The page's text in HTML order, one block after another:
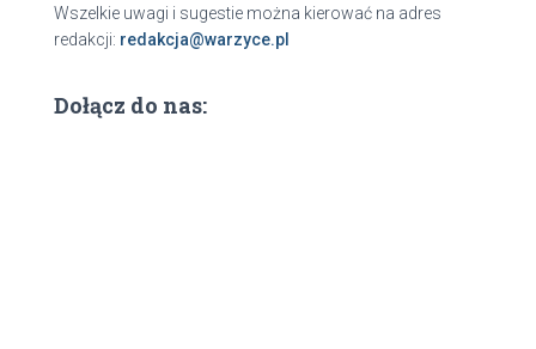
Wszelkie uwagi i sugestie można kierować na adres
redakcji: redakcja@warzyce.pl
Dołącz do nas: